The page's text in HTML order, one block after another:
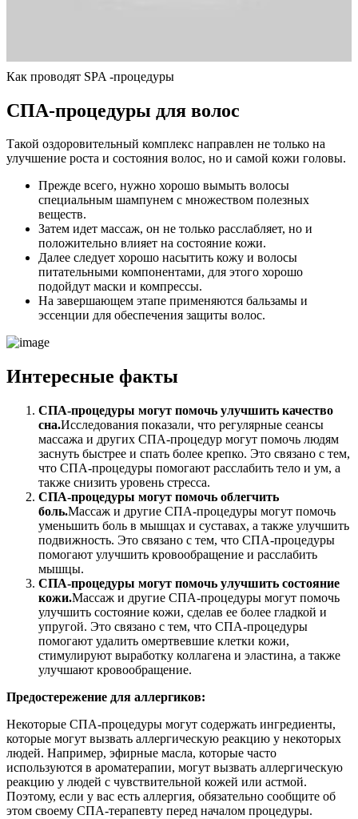
Как проводят SPA -процедуры
СПА-процедуры для волос
Такой оздоровительный комплекс направлен не только на
улучшение роста и состояния волос, но и самой кожи головы.
Прежде всего, нужно хорошо вымыть волосы
специальным шампунем с множеством полезных
веществ.
Затем идет массаж, он не только расслабляет, но и
положительно влияет на состояние кожи.
Далее следует хорошо насытить кожу и волосы
питательными компонентами, для этого хорошо
подойдут маски и компрессы.
На завершающем этапе применяются бальзамы и
эссенции для обеспечения защиты волос.
Интересные факты
СПА-процедуры могут помочь улучшить качество
сна.Исследования показали, что регулярные сеансы
массажа и других СПА-процедур могут помочь людям
заснуть быстрее и спать более крепко. Это связано с тем,
что СПА-процедуры помогают расслабить тело и ум, а
также снизить уровень стресса.
СПА-процедуры могут помочь облегчить
боль.Массаж и другие СПА-процедуры могут помочь
уменьшить боль в мышцах и суставах, а также улучшить
подвижность. Это связано с тем, что СПА-процедуры
помогают улучшить кровообращение и расслабить
мышцы.
СПА-процедуры могут помочь улучшить состояние
кожи.Массаж и другие СПА-процедуры могут помочь
улучшить состояние кожи, сделав ее более гладкой и
упругой. Это связано с тем, что СПА-процедуры
помогают удалить омертвевшие клетки кожи,
стимулируют выработку коллагена и эластина, а также
улучшают кровообращение.
Предостережение для аллергиков:
Некоторые СПА-процедуры могут содержать ингредиенты,
которые могут вызвать аллергическую реакцию у некоторых
людей. Например, эфирные масла, которые часто
используются в ароматерапии, могут вызвать аллергическую
реакцию у людей с чувствительной кожей или астмой.
Поэтому, если у вас есть аллергия, обязательно сообщите об
этом своему СПА-терапевту перед началом процедуры.